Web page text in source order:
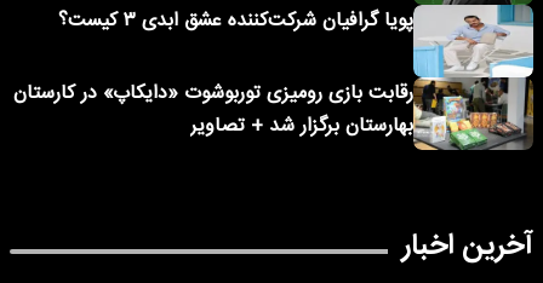
پویا گرافیان شرکت‌کننده عشق ابدی ۳ کیست؟
رقابت بازی رومیزی توربوشوت «دایکاپ» در کارستان
بهارستان برگزار شد + تصاویر
آخرین اخبار